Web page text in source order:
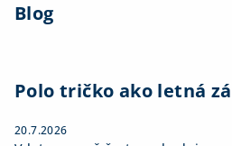
Blog
Polo tričko ako letná
20.7.2026